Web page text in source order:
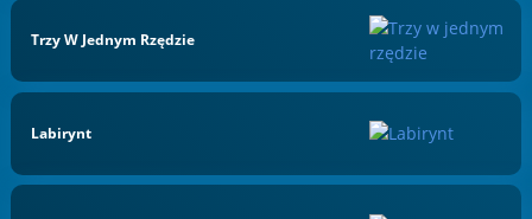
Trzy W Jednym Rzędzie
Labirynt